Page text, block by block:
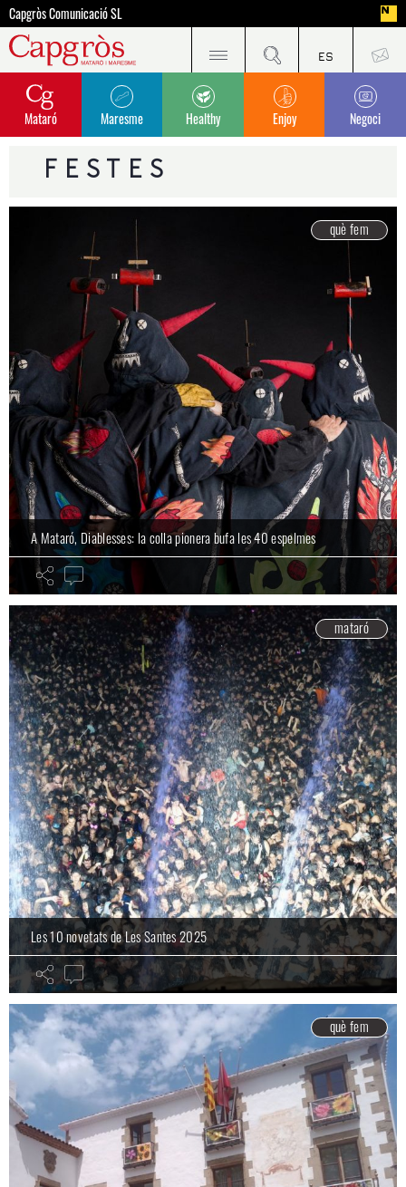
Capgròs Comunicació SL
Mataró Maresme Healthy Enjoy Negoci
FESTES
què fem
A Mataró, Diablesses: la colla pionera bufa les 40 espelmes
mataró
Les 10 novetats de Les Santes 2025
què fem